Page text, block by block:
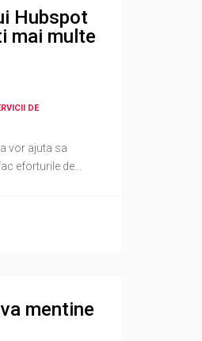
Hubspot
mai multe
DE
vor ajuta sa
eforturile de...
mentine